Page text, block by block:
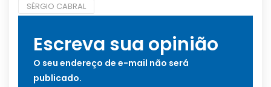
SÉRGIO CABRAL
Escreva sua opinião
O seu endereço de e-mail não será
publicado.